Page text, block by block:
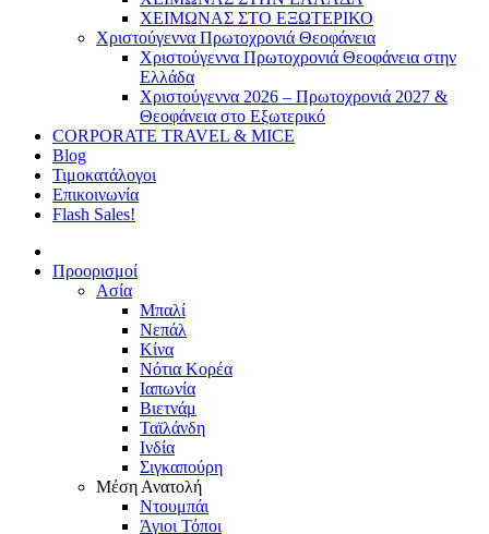
ΧΕΙΜΩΝΑΣ ΣΤΟ ΕΞΩΤΕΡΙΚΟ
Χριστούγεννα Πρωτοχρονιά Θεοφάνεια
Χριστούγεννα Πρωτοχρονιά Θεοφάνεια στην
Ελλάδα
Χριστούγεννα 2026 – Πρωτοχρονιά 2027 &
Θεοφάνεια στο Εξωτερικό
CORPORATE TRAVEL & MICE
Blog
Τιμοκατάλογοι
Επικοινωνία
Flash Sales!
Προορισμοί
Ασία
Μπαλί
Νεπάλ
Κίνα
Νότια Κορέα
Ιαπωνία
Βιετνάμ
Ταϊλάνδη
Ινδία
Σιγκαπούρη
Μέση Ανατολή
Ντουμπάι
Άγιοι Τόποι